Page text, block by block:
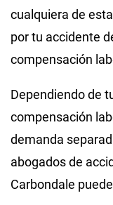
cualquiera de
por tu accidente
compensación
Dependiendo de
compensación
demanda
abogados de
Carbondale